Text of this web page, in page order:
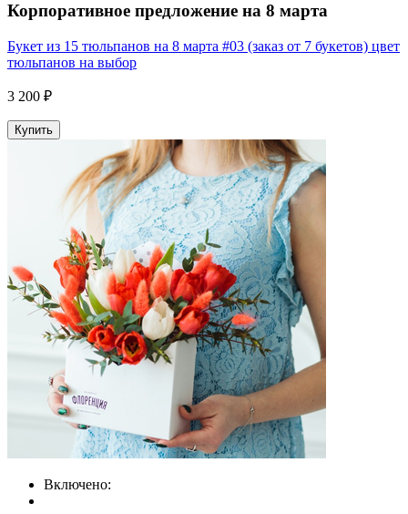
Корпоративное предложение на 8 марта
Букет из 15 тюльпанов на 8 марта #03 (заказ от 7 букетов) цвет
тюльпанов на выбор
3 200 ₽
Купить
Включено: